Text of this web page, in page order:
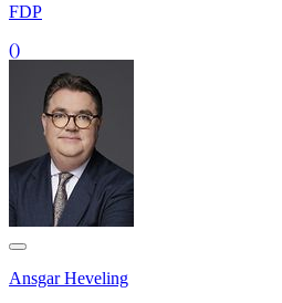
FDP
()
Ansgar Heveling